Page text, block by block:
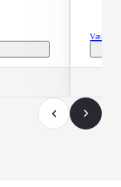
Vælg bil